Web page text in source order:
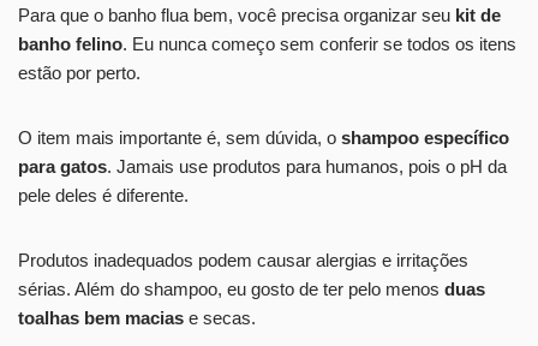
Para que o banho flua bem, você precisa organizar seu kit de
banho felino. Eu nunca começo sem conferir se todos os itens
estão por perto.
O item mais importante é, sem dúvida, o shampoo específico
para gatos. Jamais use produtos para humanos, pois o pH da
pele deles é diferente.
Produtos inadequados podem causar alergias e irritações
sérias. Além do shampoo, eu gosto de ter pelo menos duas
toalhas bem macias e secas.